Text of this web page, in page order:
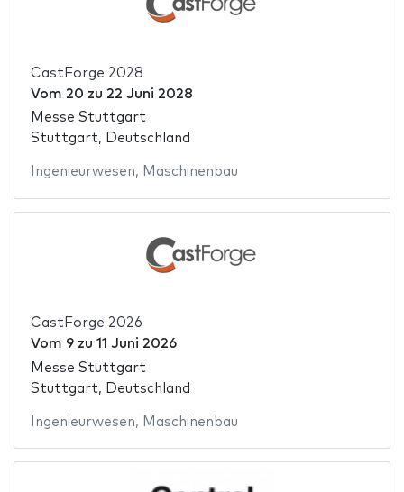
CastForge 2028
Vom 20 zu 22 Juni 2028
Messe Stuttgart
Stuttgart, Deutschland
Ingenieurwesen, Maschinenbau
CastForge 2026
Vom 9zu 11 Juni 2026
Messe Stuttgart
Stuttgart, Deutschland
Ingenieurwesen, Maschinenbau